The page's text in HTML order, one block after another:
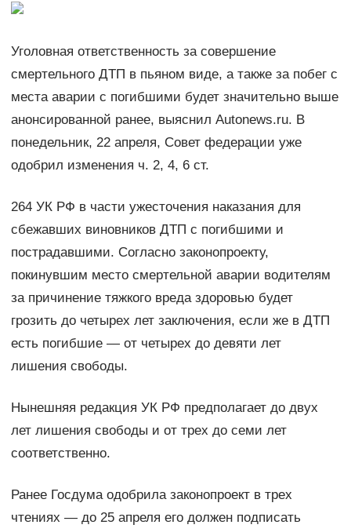
Уголовная ответственность за совершение
смертельного ДТП в пьяном виде, а также за побег с
места аварии с погибшими будет значительно выше
анонсированной ранее, выяснил Autonews.ru. В
понедельник, 22 апреля, Совет федерации уже
одобрил изменения ч. 2, 4, 6 ст.
264 УК РФ в части ужесточения наказания для
сбежавших виновников ДТП с погибшими и
пострадавшими. Согласно законопроекту,
покинувшим место смертельной аварии водителям
за причинение тяжкого вреда здоровью будет
грозить до четырех лет заключения, если же в ДТП
есть погибшие — от четырех до девяти лет
лишения свободы.
Нынешняя редакция УК РФ предполагает до двух
лет лишения свободы и от трех до семи лет
соответственно.
Ранее Госдума одобрила законопроект в трех
чтениях — до 25 апреля его должен подписать